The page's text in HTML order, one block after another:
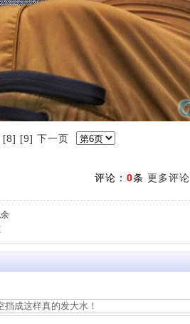
[8] [9] 下一页
评论： 0条 更多评论